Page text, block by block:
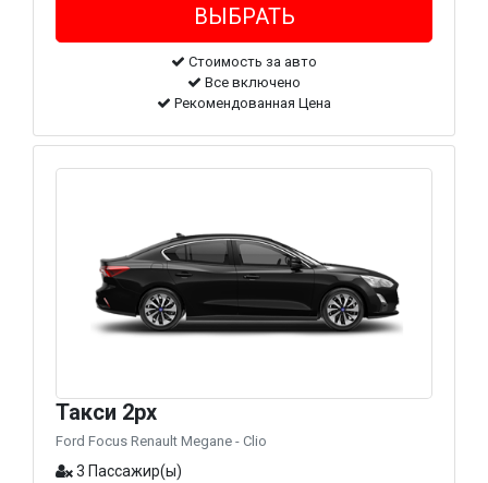
Стоимость за авто
Все включено
Рекомендованная Цена
Такси 2px
Ford Focus Renault Megane - Clio
3 Пассажир(ы)